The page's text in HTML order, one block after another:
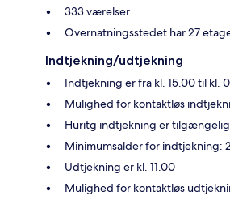
333 værelser
Overnatningsstedet har 27
Indtjekning/udtjekning
Indtjekning er fra kl. 15.00 til kl.
Mulighed for kontaktløs
Huritg indtjekning er tilgængelig
Minimumsalder for indtjekning:
Udtjekning er kl. 11.00
Mulighed for kontaktløs